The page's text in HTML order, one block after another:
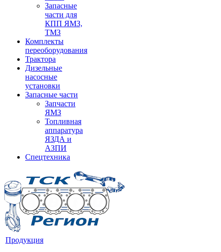
Запасные
части для
КПП ЯМЗ,
ТМЗ
Комплекты
переоборудования
Трактора
Дизельные
насосные
установки
Запасные части
Запчасти
ЯМЗ
Топливная
аппаратура
ЯЗДА и
АЗПИ
Спецтехника
Продукция